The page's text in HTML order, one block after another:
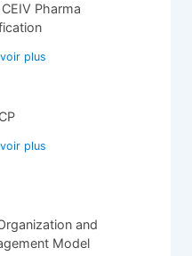
CEIV Pharma
plus
plus
and
Model